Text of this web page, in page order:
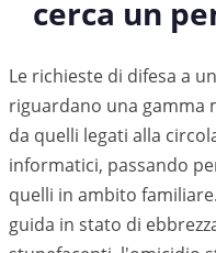
cerca un
Le richieste di difesa a
riguardano una gamma
da quelli legati alla
informatici, passando
quelli in ambito
guida in stato di